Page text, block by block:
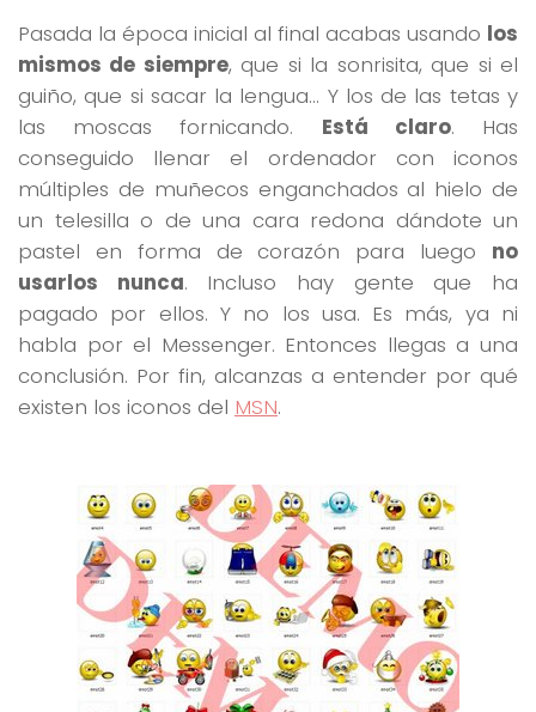
Pasada la época inicial al final acabas usando los
mismos de siempre, que si la sonrisita, que si el
guiño, que si sacar la lengua… Y los de las tetas y
las moscas fornicando. Está claro. Has
conseguido llenar el ordenador con iconos
múltiples de muñecos enganchados al hielo de
un telesilla o de una cara redona dándote un
pastel en forma de corazón para luego no
usarlos nunca. Incluso hay gente que ha
pagado por ellos. Y no los usa. Es más, ya ni
habla por el Messenger. Entonces llegas a una
conclusión. Por fin, alcanzas a entender por qué
existen los iconos del MSN.